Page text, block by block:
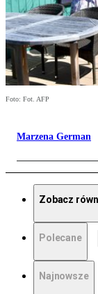
Foto: Fot. AFP
Marzena German
Zobacz
Polecane
Najnowsze